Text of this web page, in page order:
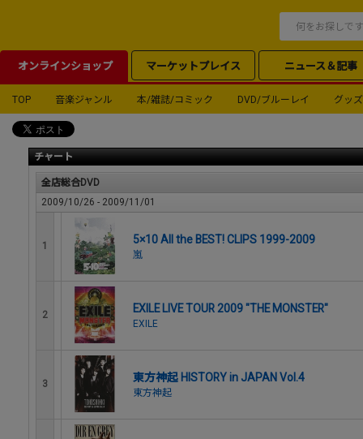
オンラインショップ マーケットプレイス ニュース＆記事
TOP 音楽ジャンル 本/雑誌/コミック DVD/ブルーレイ グッズ
チャート
全店総合DVD
2009/10/26 - 2009/11/01
1 5×10 All the BEST! CLIPS 1999-2009
嵐
2 EXILE LIVE TOUR 2009 "THE MONSTER"
EXILE
3 東方神起 HISTORY in JAPAN Vol.4
東方神起